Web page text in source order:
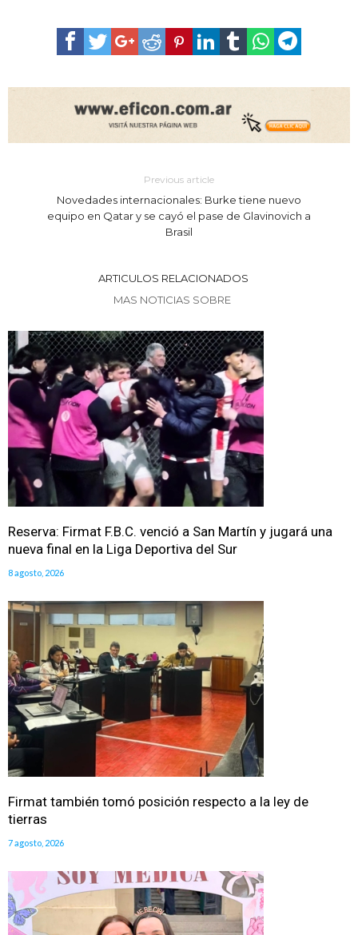
Previous article
Novedades internacionales: Burke tiene nuevo
equipo en Qatar y se cayó el pase de Glavinovich a
Brasil
ARTICULOS RELACIONADOS
MAS NOTICIAS SOBRE
Reserva: Firmat F.B.C. venció a San Martín y jugará una
nueva final en la Liga Deportiva del Sur
8 agosto, 2026
Firmat también tomó posición respecto a la ley de
tierras
7 agosto, 2026